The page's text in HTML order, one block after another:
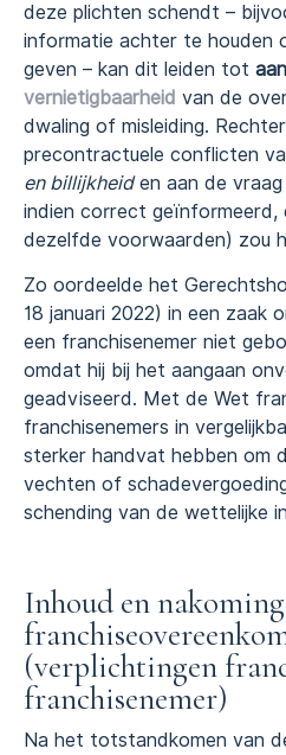
deze plichten schendt –
informatie achter te houden
geven – kan dit leiden tot
vernietigbaarheid van de
dwaling of misleiding.
precontractuele conflicten
en billijkheiden aan de
indien correct geïnformeerd,
dezelfde voorwaarden) zou
Zo oordeelde het
18 januari 2022) in een zaak
een franchisenemer niet
omdat hij bij het aangaan
geadviseerd. Met de Wet
franchisenemers in
sterker handvat hebben om
vechten of
schending van de wettelijke
Inhoud en
(verplichtingen
franchisenemer)
Na het totstandkomen van